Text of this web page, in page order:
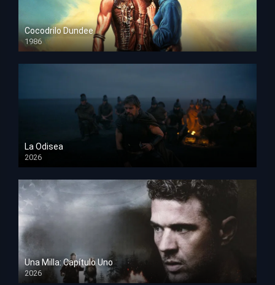
Cocodrilo Dundee
1986
HD 1080p
La Odisea
2026
TS Screener
Una Milla: Capítulo Uno
2026
HD 1080p